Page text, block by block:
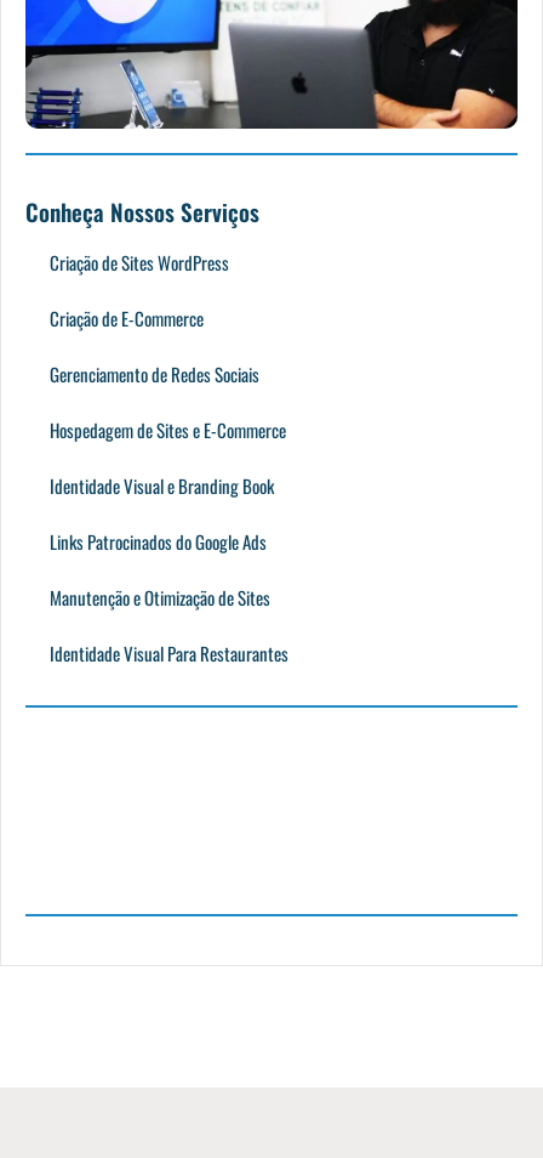
Conheça Nossos Serviços
Criação de Sites WordPress
Criação de E-Commerce
Gerenciamento de Redes Sociais
Hospedagem de Sites e E-Commerce
Identidade Visual e Branding Book
Links Patrocinados do Google Ads
Manutenção e Otimização de Sites
Identidade Visual Para Restaurantes